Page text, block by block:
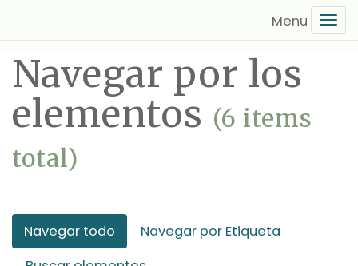
principal
Navegar por los
elementos (6 items
total)
Navegar todo
Navegar por Etiqueta